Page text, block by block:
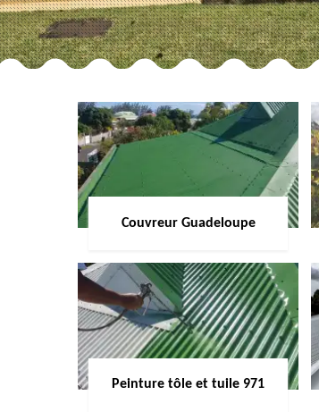
Couvreur Guadeloupe
Peinture tôle et tuile 971